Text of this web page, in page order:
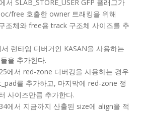
서 SLAB_STORE_USER GFP 플래그가
free 호출한 owner 트래킹을 위해
조체와 free용 track 구조체 사이즈를 추
런타임 디버거인 KASAN을 사용하는
을 추가한다.
에서 red-zone 디버깅을 사용하는 경우
를 추가하고, 마지막에 red-zone 정
사이즈만큼 추가한다.
에서 지금까지 산출된 size에 align을 적